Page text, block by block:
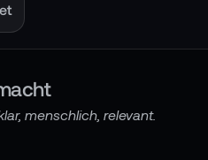
menschlich, relevant.